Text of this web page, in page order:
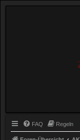
FAQ Regeln